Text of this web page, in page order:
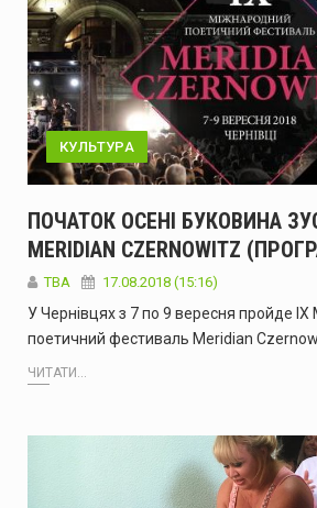
КУЛЬТУРА
ПОЧАТОК ОСЕНІ БУКОВИНА
MERIDIAN CZERNOWITZ
TBA 17.08.2018 (15:16)
У Чернівцях з 7 по 9 вересня пройде
поетичний фестиваль Meridian
ЧИТАТИ...